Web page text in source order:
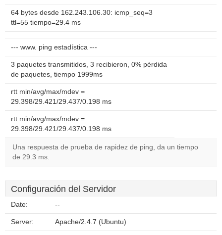
64 bytes desde 162.243.106.30: icmp_seq=3
ttl=55 tiempo=29.4 ms
--- www. ping estadística ---
3 paquetes transmitidos, 3 recibieron, 0% pérdida
de paquetes, tiempo 1999ms
rtt min/avg/max/mdev =
29.398/29.421/29.437/0.198 ms
rtt min/avg/max/mdev =
29.398/29.421/29.437/0.198 ms
Una respuesta de prueba de rapidez de ping, da un tiempo
de 29.3 ms.
Configuración del Servidor
Date: --
Server: Apache/2.4.7 (Ubuntu)